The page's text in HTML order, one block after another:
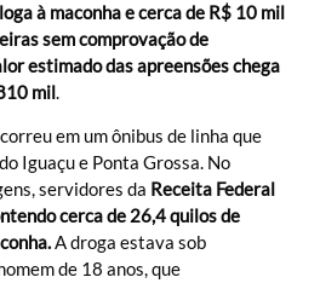
à maconha e cerca de R$ 10 mil
sem comprovação de
estimado das apreensões chega
mil.
em um ônibus de linha que
Iguaçu e Ponta Grossa. No
servidores da Receita Federal
cerca de 26,4 quilos de
A droga estava sob
de 18 anos, que